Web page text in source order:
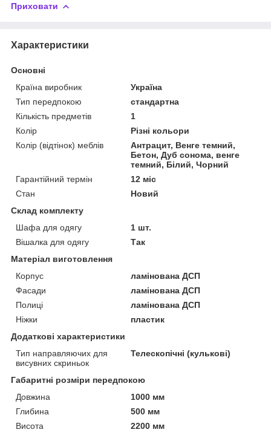
Приховати
Характеристики
Основні
Країна виробник
Україна
Тип передпокою
стандартна
Кількість предметів
1
Колір
Різні кольори
Колір (відтінок) меблів
Антрацит, Венге темний,
Бетон, Дуб сонома, венге
темний, Білий, Чорний
Гарантійний термін
12 міс
Стан
Новий
Склад комплекту
Шафа для одягу
1 шт.
Вішалка для одягу
Так
Матеріал виготовлення
Корпус
ламінована ДСП
Фасади
ламінована ДСП
Полиці
ламінована ДСП
Ніжки
пластик
Додаткові характеристики
Тип направляючих для
висувних скриньок
Телескопічні (кулькові)
Габаритні розміри передпокою
Довжина
1000 мм
Глибина
500 мм
Висота
2200 мм